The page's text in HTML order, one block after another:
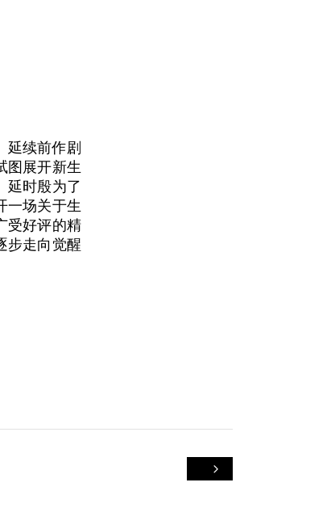
延续前作剧
图展开新生
延时殷为了
一场关于生
受好评的精
步走向觉醒